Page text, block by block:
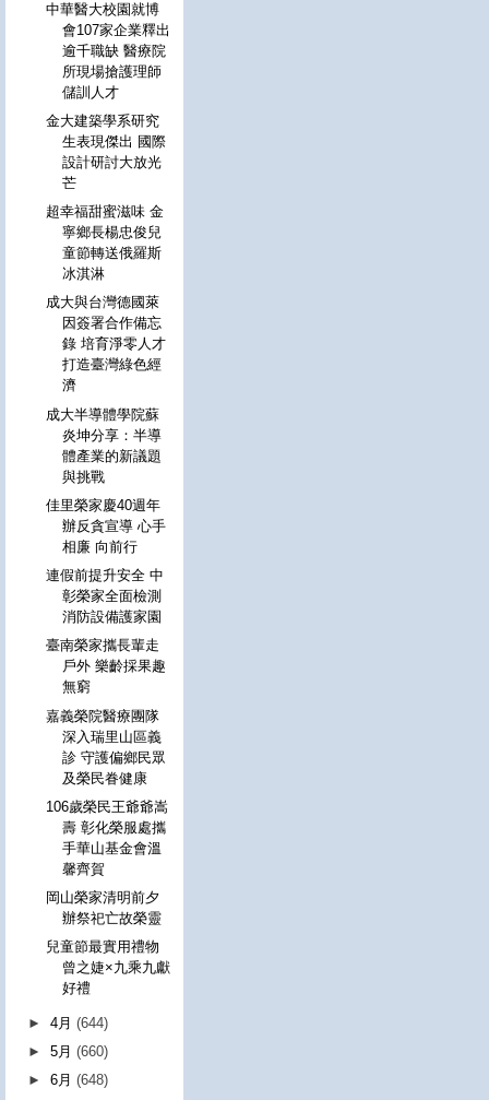
中華醫大校園就博
會107家企業釋出
逾千職缺 醫療院
所現場搶護理師
儲訓人才
金大建築學系研究
生表現傑出 國際
設計研討大放光
芒
超幸福甜蜜滋味 金
寧鄉長楊忠俊兒
童節轉送俄羅斯
冰淇淋
成大與台灣德國萊
因簽署合作備忘
錄 培育淨零人才
打造臺灣綠色經
濟
成大半導體學院蘇
炎坤分享：半導
體產業的新議題
與挑戰
佳里榮家慶40週年
辦反貪宣導 心手
相廉 向前行
連假前提升安全 中
彰榮家全面檢測
消防設備護家園
臺南榮家攜長輩走
戶外 樂齡採果趣
無窮
嘉義榮院醫療團隊
深入瑞里山區義
診 守護偏鄉民眾
及榮民眷健康
106歲榮民王爺爺嵩
壽 彰化榮服處攜
手華山基金會溫
馨齊賀
岡山榮家清明前夕
辦祭祀亡故榮靈
兒童節最實用禮物
曾之婕×九乘九獻
好禮
►4月(644)
►5月(660)
►6月(648)